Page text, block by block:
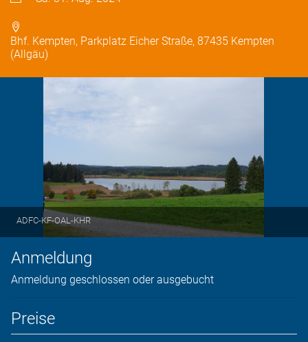
Bhf. Kempten, Parkplatz Eicher Straße, 87435 Kempten
(Allgäu)
ADFC-KF-OAL-KHR
Anmeldung
Anmeldung geschlossen oder ausgebucht
Preise